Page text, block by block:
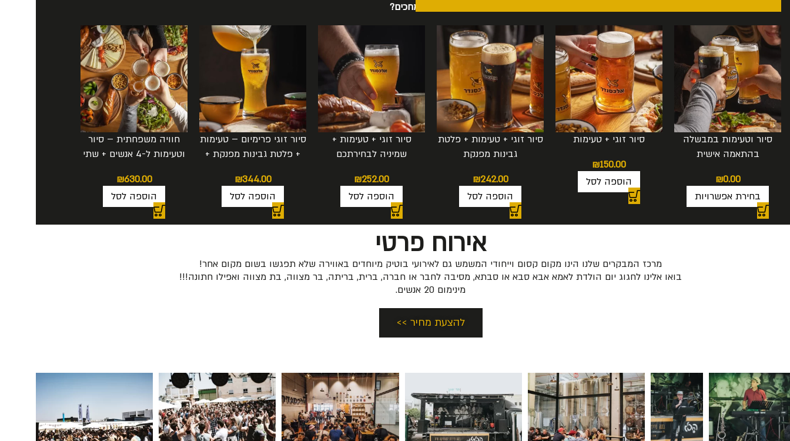
אז למה אתם מחכים?
סיור וטעימות במבשלה
בהתאמה אישית
₪0.00
בחירת אפשרויות
סיור זוגי + טעימות
₪150.00
הוספה לסל
סיור זוגי + טעימות + פלטת
גבינות מפנקת
₪242.00
הוספה לסל
סיור זוגי + טעימות +
שמיניה לבחירתכם
₪252.00
הוספה לסל
סיור זוגי פרימיום – טעימות
+ פלטת גבינות מפנקת +
₪344.00
הוספה לסל
חוויה משפחתית – סיור
וטעימות ל-4 אנשים + שתי
מארז 12 בקבוקים
לבחירתכם
₪630.00
הוספה לסל
אירוח פרטי
מרכז המבקרים שלנו הינו מקום קסום וייחודי המשמש גם לאירועי בוטיק מיוחדים באווירה שלא תפגשו בשום מקום אחר!
בואו אלינו לחגוג יום הולדת לאמא אבא סבא או סבתא, מסיבה לחבר או חברה, ברית, בריתה, בר מצווה, בת מצווה ואפילו חתונה!!!
מינימום 20 אנשים.
להצעת מחיר >>